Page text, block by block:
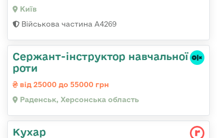
Київ
Військова частина А4269
Сержант-інструктор навчальної
роти
від 25000 до 55000 грн
Раденськ, Херсонська область
Кухар